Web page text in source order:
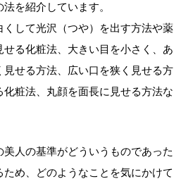
を紹介しています。
して光沢（つや）を出す方法や薬
る化粧法、大きい目を小さく、あ
見せる方法、広い口を狭く見せる方
粧法、丸顔を面長に見せる方法な
人の基準がどういうものであった
め、どのようなことを気にかけて